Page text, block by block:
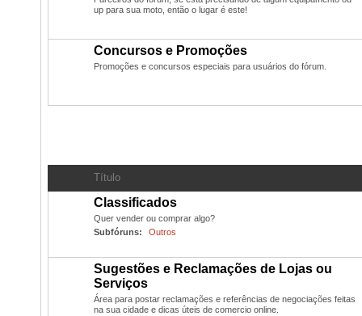
up para sua moto, então o lugar é este!
Concursos e Promoções
Promoções e concursos especiais para usuários do fórum.
Título
Classificados
Quer vender ou comprar algo?
Subfóruns:
Outros
Sugestões e Reclamações de Lojas ou
Serviços
Área para postar reclamações e referências de negociações feitas
na sua cidade e dicas úteis de comercio online.